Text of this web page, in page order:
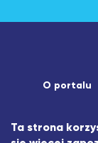
O portalu
Ta strona